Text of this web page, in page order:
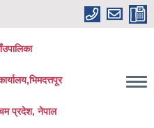
प्रदेश, नेपाल